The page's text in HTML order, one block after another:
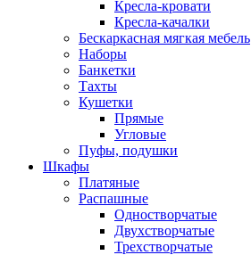
Кресла-кровати
Кресла-качалки
Бескаркасная мягкая мебель
Наборы
Банкетки
Тахты
Кушетки
Прямые
Угловые
Пуфы, подушки
Шкафы
Платяные
Распашные
Одностворчатые
Двухстворчатые
Трехстворчатые